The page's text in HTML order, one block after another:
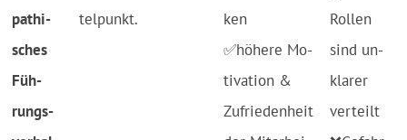
pa­thi­
sches
Füh­
rungs­
tel­punkt.
ken
✅hö­he­re Mo­
ti­va­tion &
Zu­frie­den­heit
Rol­len
sind un­
kla­rer
ver­teilt